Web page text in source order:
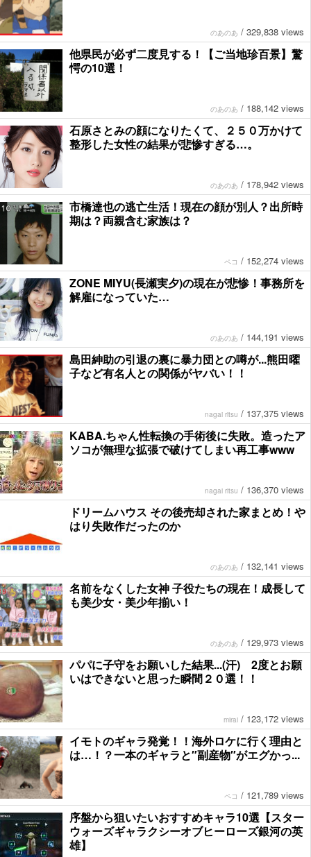
のあのあ / 329,838 views
他県民が必ず二度見する！【ご当地珍百景】驚
愕の10選！
のあのあ / 188,142 views
石原さとみの顔になりたくて、２５０万かけて
整形した女性の結果が悲惨すぎる…。
のあのあ / 178,942 views
市橋達也の逃亡生活！現在の顔が別人？出所時
期は？両親含む家族は？
ペコ / 152,274 views
ZONE MIYU(長瀬実夕)の現在が悲惨！事務所を
解雇になっていた…
のあのあ / 144,191 views
島田紳助の引退の裏に暴力団との噂が...熊田曜
子など有名人との関係がヤバい！！
nagai ritsu / 137,375 views
KABA.ちゃん性転換の手術後に失敗。造ったア
ソコが無理な拡張で破けてしまい再工事www
nagai ritsu / 136,370 views
ドリームハウス その後売却された家まとめ！や
はり失敗作だったのか
のあのあ / 132,141 views
名前をなくした女神 子役たちの現在！成長して
も美少女・美少年揃い！
のあのあ / 129,973 views
パパに子守をお願いした結果...(汗) 2度とお願
いはできないと思った瞬間２０選！！
mirai / 123,172 views
イモトのギャラ発覚！！海外ロケに行く理由と
は…！？一本のギャラと″副産物″がエグかっ...
ペコ / 121,789 views
序盤から狙いたいおすすめキャラ10選【スター
ウォーズギャラクシーオブヒーローズ銀河の英
雄】